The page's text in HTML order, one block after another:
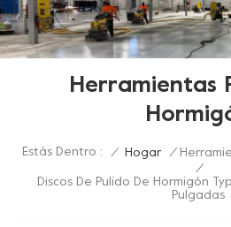
Herramientas
Estás Dentro : / Hogar /
/
Discos De Pulido De Hormigón
Pulgadas